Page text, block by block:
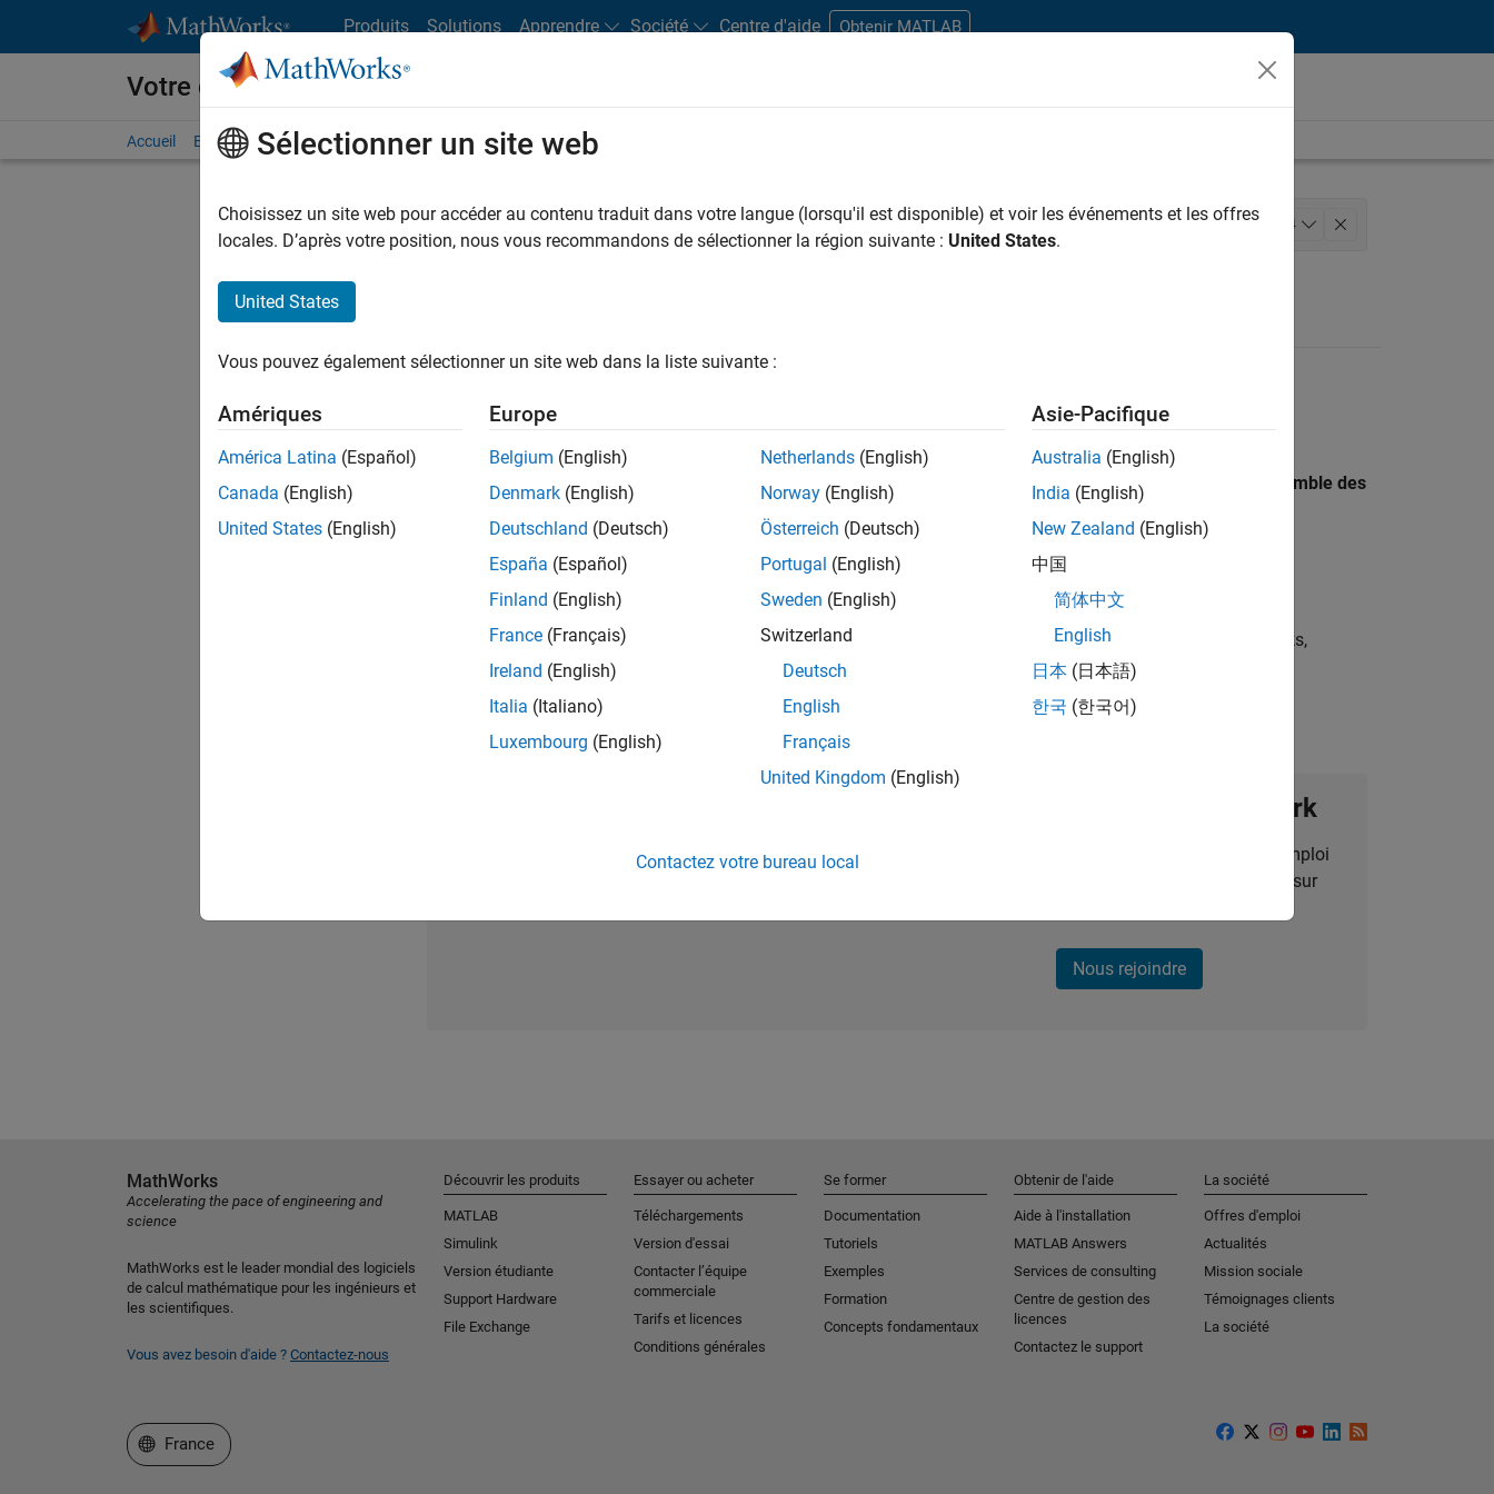
Produits Solutions Apprendre Société Centre d'aide Obtenir MATLAB
Votre carrière chez MathWorks
Accueil Explorer nos opportunités Adresses de nos bureaux Étudiants et carrières
FILTRER PAR Programme destiné aux nouvelles carrières (EDG) Applications et outils commerciaux Infrastructure et architecture 4
Les descriptions de poste n’ont pas toutes été traduites. Effectuez une recherche par lieu pour trouver l’ensemble des
opportunités de votre région.
Senior Software Quality Engineer
Senior Software Quality Engineer
FR-Meudon| Ingénierie de la qualité | Expérimenté(e)
Leverage your C/C++ development skills to design and develop test strategies, scalable test frameworks,
automated test suites, Hands-on testing for Polyspace.
1
Rejoignez notre Talent Network
Recevez des alertes pour des opportunités d'emploi
personnalisées, des articles et des actualités sur
Nous rejoindre
Sélectionner un site web
Choisissez un site web pour accéder au contenu traduit dans votre langue (lorsqu'il est disponible) et voir les événements et les offres
locales. D’après votre position, nous vous recommandons de sélectionner la région suivante : United States.
United States
Vous pouvez également sélectionner un site web dans la liste suivante :
Amériques
América Latina (Español)
Canada (English)
United States (English)
Europe
Belgium (English)
Denmark (English)
Deutschland (Deutsch)
España (Español)
Finland (English)
France (Français)
Ireland (English)
Italia (Italiano)
Luxembourg (English)
Netherlands (English)
Norway (English)
Österreich (Deutsch)
Portugal (English)
Sweden (English)
Switzerland
Deutsch
English
Français
United Kingdom (English)
Asie-Pacifique
Australia (English)
India (English)
New Zealand (English)
中国
简体中文
English
日本 (日本語)
한국 (한국어)
Contactez votre bureau local
MathWorks
Accelerating the pace of engineering and
science
MathWorks est le leader mondial des logiciels
de calcul mathématique pour les ingénieurs et
les scientifiques.
Vous avez besoin d'aide ? Contactez-nous
Découvrir les produits
MATLAB
Simulink
Version étudiante
Support Hardware
File Exchange
Essayer ou acheter
Téléchargements
Version d'essai
Contacter l’équipe
commerciale
Tarifs et licences
Conditions générales
Se former
Documentation
Tutoriels
Exemples
Formation
Concepts fondamentaux
Obtenir de l'aide
Aide à l'installation
MATLAB Answers
Services de consulting
Centre de gestion des
licences
Contactez le support
La société
Offres d'emploi
Actualités
Mission sociale
Témoignages clients
La société
Sélectionner un site web
France